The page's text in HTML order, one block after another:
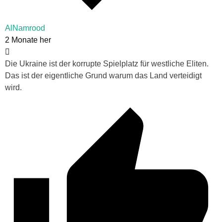
AlNamrood
2 Monate her
Die Ukraine ist der korrupte Spielplatz für westliche Eliten.
Das ist der eigentliche Grund warum das Land verteidigt
wird.